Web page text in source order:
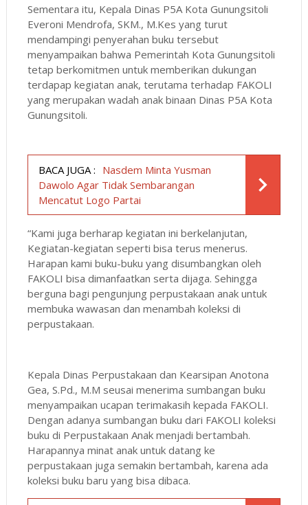
Sementara itu, Kepala Dinas P5A Kota Gunungsitoli
Everoni Mendrofa, SKM., M.Kes yang turut
mendampingi penyerahan buku tersebut
menyampaikan bahwa Pemerintah Kota Gunungsitoli
tetap berkomitmen untuk memberikan dukungan
terdapap kegiatan anak, terutama terhadap FAKOLI
yang merupakan wadah anak binaan Dinas P5A Kota
Gunungsitoli.
BACA JUGA : Nasdem Minta Yusman
Dawolo Agar Tidak Sembarangan
Mencatut Logo Partai
“Kami juga berharap kegiatan ini berkelanjutan,
Kegiatan-kegiatan seperti bisa terus menerus.
Harapan kami buku-buku yang disumbangkan oleh
FAKOLI bisa dimanfaatkan serta dijaga. Sehingga
berguna bagi pengunjung perpustakaan anak untuk
membuka wawasan dan menambah koleksi di
perpustakaan.
Kepala Dinas Perpustakaan dan Kearsipan Anotona
Gea, S.Pd., M.M seusai menerima sumbangan buku
menyampaikan ucapan terimakasih kepada FAKOLI.
Dengan adanya sumbangan buku dari FAKOLI koleksi
buku di Perpustakaan Anak menjadi bertambah.
Harapannya minat anak untuk datang ke
perpustakaan juga semakin bertambah, karena ada
koleksi buku baru yang bisa dibaca.